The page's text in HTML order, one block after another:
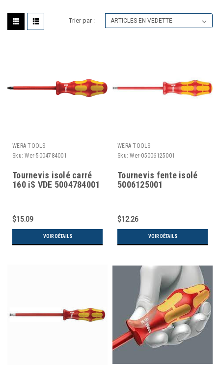
Trier par :
WERA TOOLS
Sku: Wer-5004784001
Tournevis isolé carré
160 iS VDE 5004784001
$15.09
VOIR DÉTAILS
WERA TOOLS
Sku: Wer-05006125001
Tournevis fente isolé
5006125001
$12.26
VOIR DÉTAILS